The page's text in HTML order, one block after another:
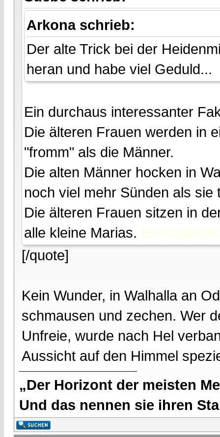
Arkona schrieb:
Der alte Trick bei der
heran und habe viel Geduld...
Ein durchaus interessanter
Die älteren Frauen werden in
"fromm" als die Männer.
Die alten Männer hocken in
noch viel mehr Sünden als
Die älteren Frauen sitzen in
alle kleine Marias.
[/quote]
Kein Wunder, in Walhalla an
schmausen und zechen. Wer
Unfreie, wurde nach Hel
Aussicht auf den Himmel
„Der Horizont der meisten
Und das nennen sie ihren